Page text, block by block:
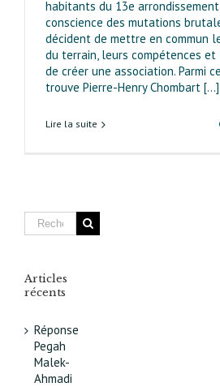
habitants du 13e
conscience des mutations
décident de mettre en commun
du terrain, leurs compétences
de créer une association. Parmi
trouve Pierre-Henry Chombart [...]
Lire la suite
Articles
récents
Réponse
Pegah
Malek-
Ahmadi